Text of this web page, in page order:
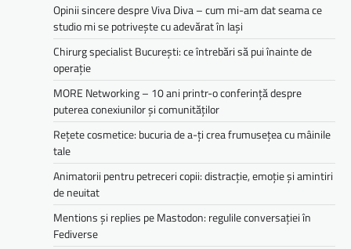
Opinii sincere despre Viva Diva – cum mi-am dat seama ce
studio mi se potrivește cu adevărat în Iași
Chirurg specialist București: ce întrebări să pui înainte de
operație
MORE Networking – 10 ani printr-o conferință despre
puterea conexiunilor și comunităților
Rețete cosmetice: bucuria de a-ți crea frumusețea cu mâinile
tale
Animatorii pentru petreceri copii: distracție, emoție și amintiri
de neuitat
Mentions și replies pe Mastodon: regulile conversației în
Fediverse